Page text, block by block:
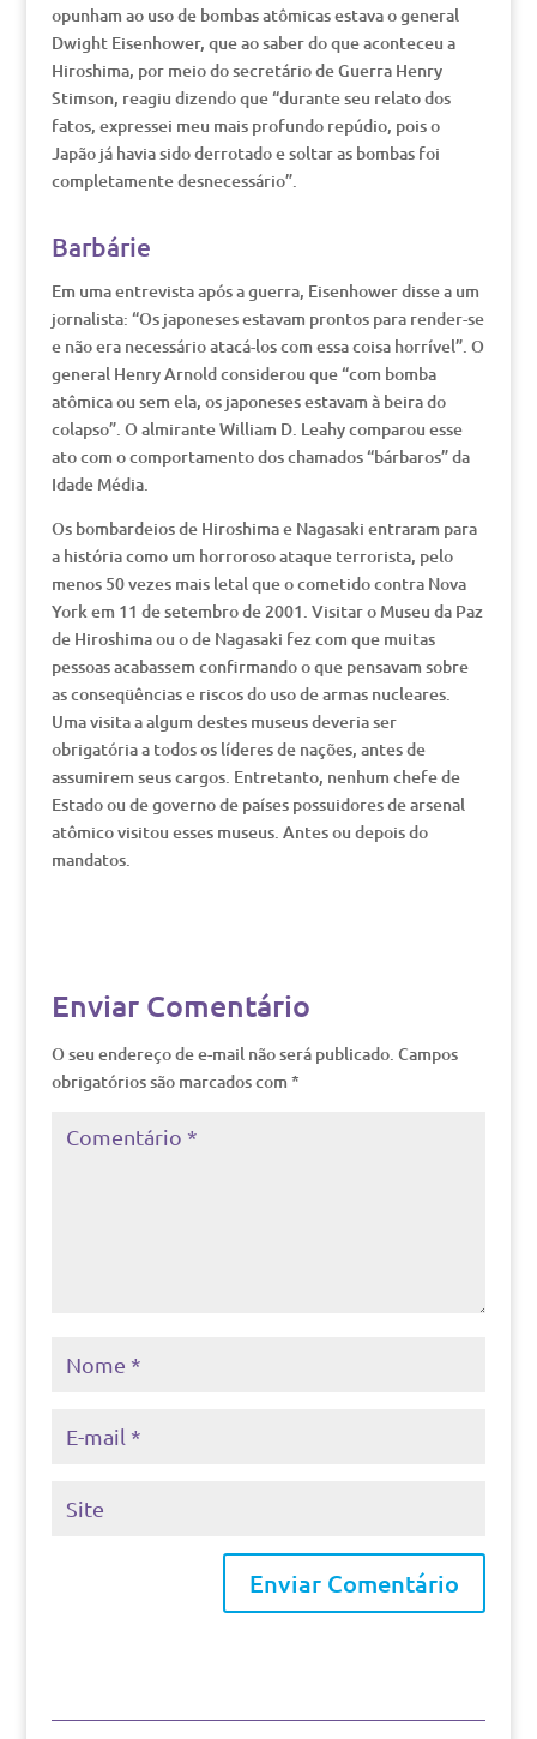
opunham ao uso de bombas atômicas estava o general
Dwight Eisenhower, que ao saber do que aconteceu a
Hiroshima, por meio do secretário de Guerra Henry
Stimson, reagiu dizendo que “durante seu relato dos
fatos, expressei meu mais profundo repúdio, pois o
Japão já havia sido derrotado e soltar as bombas foi
completamente desnecessário”.
Barbárie
Em uma entrevista após a guerra, Eisenhower disse a um
jornalista: “Os japoneses estavam prontos para render-se
e não era necessário atacá-los com essa coisa horrível”. O
general Henry Arnold considerou que “com bomba
atômica ou sem ela, os japoneses estavam à beira do
colapso”. O almirante William D. Leahy comparou esse
ato com o comportamento dos chamados “bárbaros” da
Idade Média.
Os bombardeios de Hiroshima e Nagasaki entraram para
a história como um horroroso ataque terrorista, pelo
menos 50 vezes mais letal que o cometido contra Nova
York em 11 de setembro de 2001. Visitar o Museu da Paz
de Hiroshima ou o de Nagasaki fez com que muitas
pessoas acabassem confirmando o que pensavam sobre
as conseqüências e riscos do uso de armas nucleares.
Uma visita a algum destes museus deveria ser
obrigatória a todos os líderes de nações, antes de
assumirem seus cargos. Entretanto, nenhum chefe de
Estado ou de governo de países possuidores de arsenal
atômico visitou esses museus. Antes ou depois do
mandatos.
Enviar Comentário
O seu endereço de e-mail não será publicado. Campos
obrigatórios são marcados com *